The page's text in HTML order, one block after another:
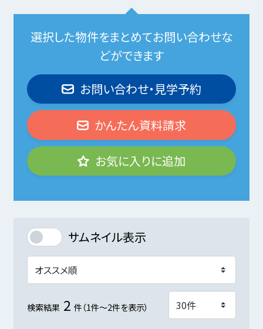
選択した物件をまとめてお問い合わせな
どができます
お問い合わせ・見学予約
かんたん資料請求
お気に入りに追加
サムネイル表示
検索結果 2 件（1件～2件を表示）